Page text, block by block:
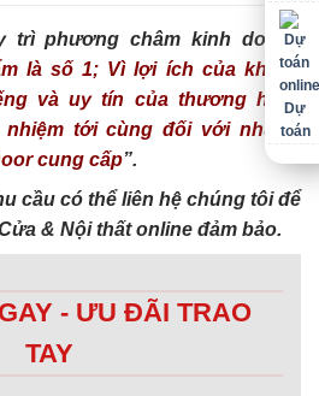
trì phương châm kinh doanh
là số 1; Vì lợi ích của khách
và uy tín của thương hiệu,
nhiệm tới cùng đối với những
cung cấp”.
cầu có thể liên hệ chúng tôi để
& Nội thất online đảm bảo.
- ƯU ĐÃI TRAO
TAY
Dự
toán